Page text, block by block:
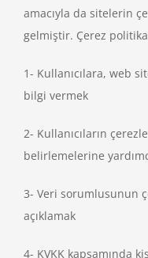
amacıyla da sitelerin
gelmiştir. Çerez
1- Kullanıcılara, web
bilgi vermek
2- Kullanıcıların
belirlemelerine
3- Veri sorumlusunun
açıklamak
4- KVKK kapsamında